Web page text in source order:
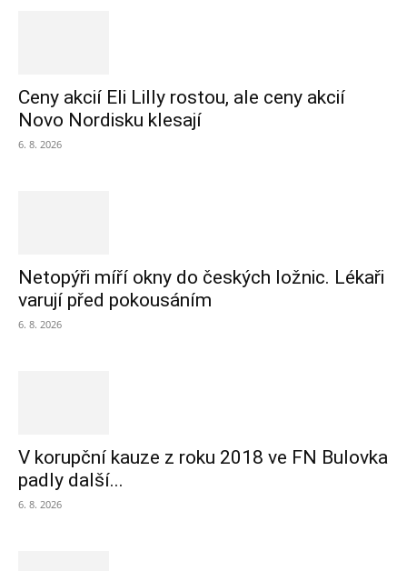
Ceny akcií Eli Lilly rostou, ale ceny akcií
Novo Nordisku klesají
6. 8. 2026
Netopýři míří okny do českých ložnic. Lékaři
varují před pokousáním
6. 8. 2026
V korupční kauze z roku 2018 ve FN Bulovka
padly další...
6. 8. 2026